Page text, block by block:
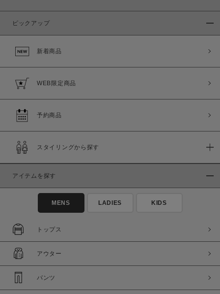
ピックアップ
新着商品
WEB限定商品
予約商品
スタイリングから探す
アイテムを探す
MENS LADIES KIDS
トップス
アウター
パンツ